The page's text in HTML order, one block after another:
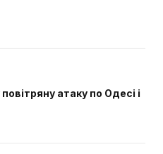
атаку по Одесі і